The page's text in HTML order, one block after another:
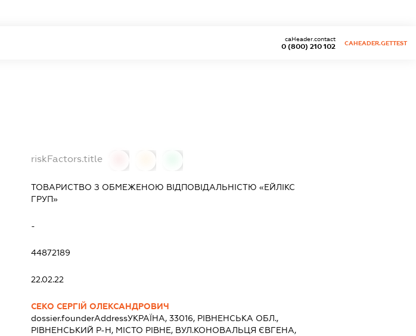
0 (800) 210 102
caHeader.contact
CAHEADER.GETTEST
riskFactors.title
ТОВАРИСТВО З ОБМЕЖЕНОЮ ВІДПОВІДАЛЬНІСТЮ «ЕЙЛІКС
ГРУП»
-
44872189
22.02.22
СЕКО СЕРГІЙ ОЛЕКСАНДРОВИЧ
dossier.founderAddressУКРАЇНА, 33016, РІВНЕНСЬКА ОБЛ.,
РІВНЕНСЬКИЙ Р-Н, МІСТО РІВНЕ, ВУЛ.КОНОВАЛЬЦЯ ЄВГЕНА,